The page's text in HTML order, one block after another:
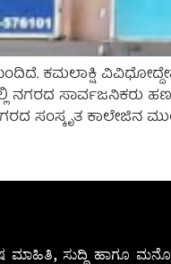
ಕಮಲಾಕ್ಷಿ
ಸಾರ್ವಜನಿಕರು
ಸಂಸ್ಕೃತ ಕಾಲೇಜಿನ
ಮಾಹಿತಿ, ಸುದ್ದಿ ಹಾಗೂ